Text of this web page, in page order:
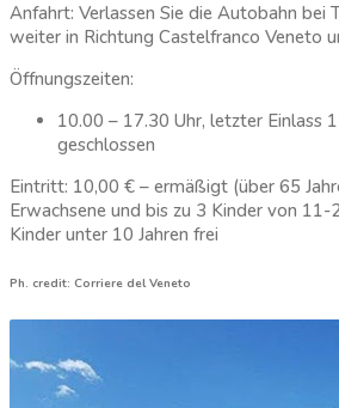
Anfahrt: Verlassen Sie die Autobahn bei
weiter in Richtung Castelfranco Veneto
Öffnungszeiten:
10.00 – 17.30 Uhr, letzter Einlass
geschlossen
Eintritt: 10,00 € – ermäßigt (über 65
Erwachsene und bis zu 3 Kinder von 11-
Kinder unter 10 Jahren frei
Ph. credit: Corriere del Veneto